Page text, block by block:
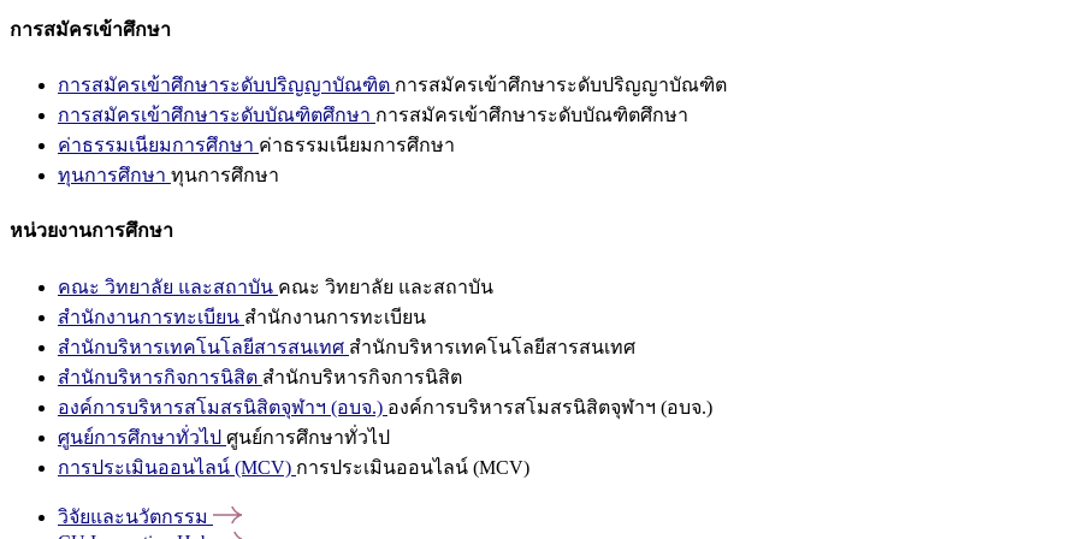
การสมัครเข้าศึกษา
การสมัครเข้าศึกษาระดับปริญญาบัณฑิต การสมัครเข้าศึกษาระดับปริญญาบัณฑิต
การสมัครเข้าศึกษาระดับบัณฑิตศึกษา การสมัครเข้าศึกษาระดับบัณฑิตศึกษา
ค่าธรรมเนียมการศึกษา ค่าธรรมเนียมการศึกษา
ทุนการศึกษา ทุนการศึกษา
หน่วยงานการศึกษา
คณะ วิทยาลัย และสถาบัน คณะ วิทยาลัย และสถาบัน
สำนักงานการทะเบียน สำนักงานการทะเบียน
สำนักบริหารเทคโนโลยีสารสนเทศ สำนักบริหารเทคโนโลยีสารสนเทศ
สำนักบริหารกิจการนิสิต สำนักบริหารกิจการนิสิต
องค์การบริหารสโมสรนิสิตจุฬาฯ (อบจ.) องค์การบริหารสโมสรนิสิตจุฬาฯ (อบจ.)
ศูนย์การศึกษาทั่วไป ศูนย์การศึกษาทั่วไป
การประเมินออนไลน์ (MCV) การประเมินออนไลน์ (MCV)
วิจัยและนวัตกรรม